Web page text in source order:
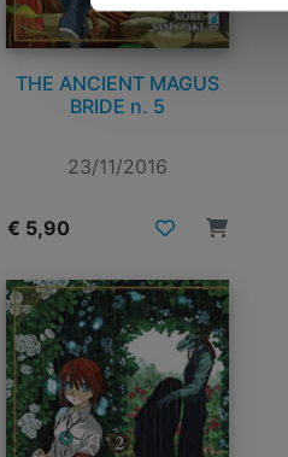
THE ANCIENT MAGUS
BRIDE n. 5
23/11/2016
€ 5,90